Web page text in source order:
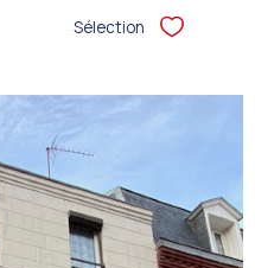
Sélection Sélectionner